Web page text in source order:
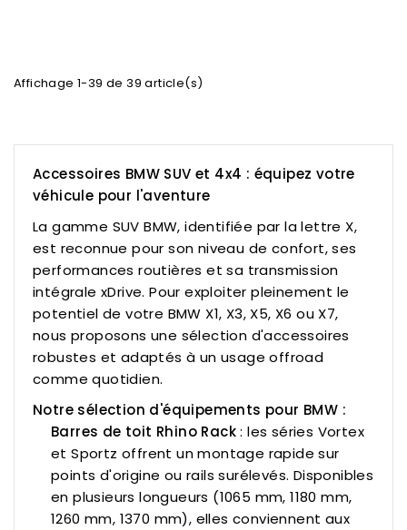
Affichage 1-39 de 39 article(s)
Accessoires BMW SUV et 4x4 : équipez votre
véhicule pour l'aventure
La gamme SUV BMW, identifiée par la lettre X,
est reconnue pour son niveau de confort, ses
performances routières et sa transmission
intégrale xDrive. Pour exploiter pleinement le
potentiel de votre BMW X1, X3, X5, X6 ou X7,
nous proposons une sélection d'accessoires
robustes et adaptés à un usage offroad
comme quotidien.
Notre sélection d'équipements pour BMW :
Barres de toit Rhino Rack: les séries Vortex
et Sportz offrent un montage rapide sur
points d'origine ou rails surélevés. Disponibles
en plusieurs longueurs (1065 mm, 1180 mm,
1260 mm, 1370 mm), elles conviennent aux